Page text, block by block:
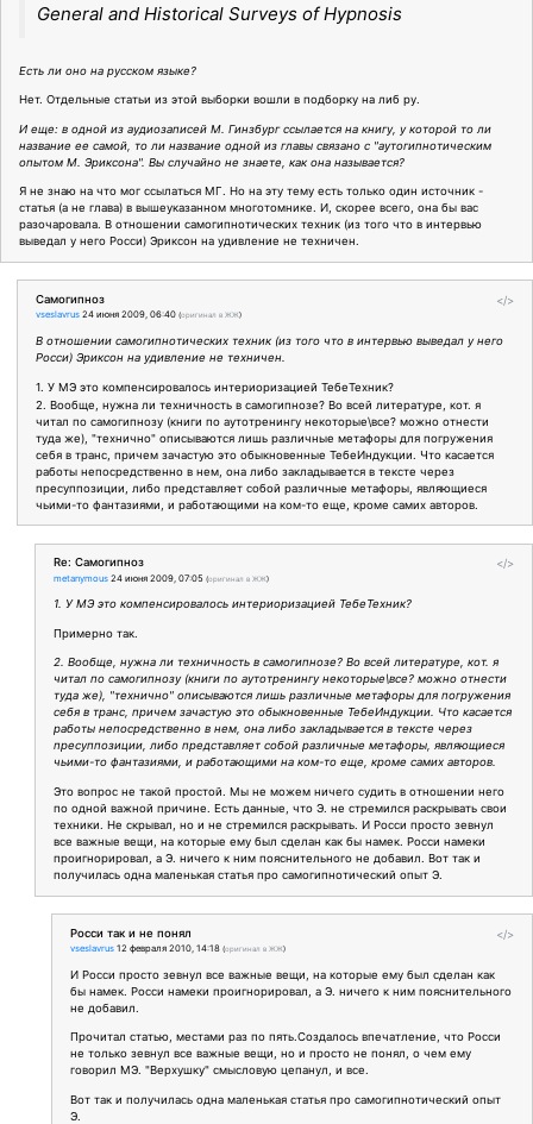
General and Historical Surveys of Hypnosis
Есть ли оно на русском языке?
Нет. Отдельные статьи из этой выборки вошли в подборку на либ ру.
И еще: в одной из аудиозаписей М. Гинзбург ссылается на книгу, у которой то ли
название ее самой, то ли название одной из главы связано с "аутогипнотическим
опытом М. Эриксона". Вы случайно не знаете, как она называется?
Я не знаю на что мог ссылаться МГ. Но на эту тему есть только один источник -
статья (а не глава) в вышеуказанном многотомнике. И, скорее всего, она бы вас
разочаровала. В отношении самогипнотических техник (из того что в интервью
выведал у него Росси) Эриксон на удивление не техничен.
</>
Самогипноз
vseslavrus 24 июня 2009, 06:40 (оригинал в ЖЖ)
В отношении самогипнотических техник (из того что в интервью выведал у него
Росси) Эриксон на удивление не техничен.
1. У МЭ это компенсировалось интериоризацией ТебеТехник?
2. Вообще, нужна ли техничность в самогипнозе? Во всей литературе, кот. я
читал по самогипнозу (книги по аутотренингу некоторые\все? можно отнести
туда же), "технично" описываются лишь различные метафоры для погружения
себя в транс, причем зачастую это обыкновенные ТебеИндукции. Что касается
работы непосредственно в нем, она либо закладывается в тексте через
пресуппозиции, либо представляет собой различные метафоры, являющиеся
чьими-то фантазиями, и работающими на ком-то еще, кроме самих авторов.
</>
Re: Самогипноз
metanymous 24 июня 2009, 07:05 (оригинал в ЖЖ)
1. У МЭ это компенсировалось интериоризацией ТебеТехник?
Примерно так.
2. Вообще, нужна ли техничность в самогипнозе? Во всей литературе, кот. я
читал по самогипнозу (книги по аутотренингу некоторые\все? можно отнести
туда же), "технично" описываются лишь различные метафоры для погружения
себя в транс, причем зачастую это обыкновенные ТебеИндукции. Что касается
работы непосредственно в нем, она либо закладывается в тексте через
пресуппозиции, либо представляет собой различные метафоры, являющиеся
чьими-то фантазиями, и работающими на ком-то еще, кроме самих авторов.
Это вопрос не такой простой. Мы не можем ничего судить в отношении него
по одной важной причине. Есть данные, что Э. не стремился раскрывать свои
техники. Не скрывал, но и не стремился раскрывать. И Росси просто зевнул
все важные вещи, на которые ему был сделан как бы намек. Росси намеки
проигнорировал, а Э. ничего к ним пояснительного не добавил. Вот так и
получилась одна маленькая статья про самогипнотический опыт Э.
</>
Росси так и не понял
vseslavrus 12 февраля 2010, 14:18 (оригинал в ЖЖ)
И Росси просто зевнул все важные вещи, на которые ему был сделан как
бы намек. Росси намеки проигнорировал, а Э. ничего к ним пояснительного
не добавил.
Прочитал статью, местами раз по пять.Создалось впечатление, что Росси
не только зевнул все важные вещи, но и просто не понял, о чем ему
говорил МЭ. "Верхушку" смысловую цепанул, и все.
Вот так и получилась одна маленькая статья про самогипнотический опыт
Э.